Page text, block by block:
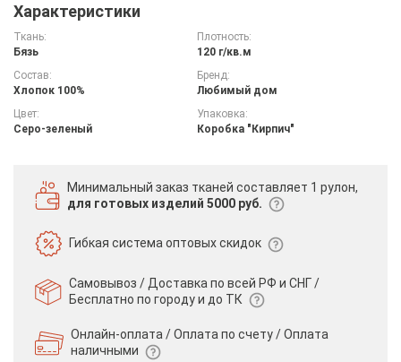
Характеристики
Ткань:
Бязь
Плотность:
120 г/кв.м
Состав:
Хлопок 100%
Бренд:
Любимый дом
Цвет:
Серо-зеленый
Упаковка:
Коробка "Кирпич"
Минимальный заказ тканей составляет 1 рулон,
для готовых изделий 5000 руб.
Гибкая системаоптовых скидок
Самовывоз / Доставка по всей РФ и СНГ /
Бесплатно по городу и до ТК
Онлайн-оплата / Оплата по счету /Оплата
наличными